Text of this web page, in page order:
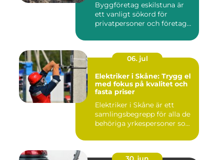
Byggföretag eskilstuna är
ett vanligt sökord för
privatpersoner och företag...
06. jul
Elektriker i Skåne: Trygg el
med fokus på kvalitet och
fasta priser
Elektriker i Skåne är ett
samlingsbegrepp för alla de
behöriga yrkespersoner so...